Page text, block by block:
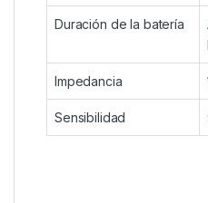
Duración de la batería
Impedancia
Sensibilidad